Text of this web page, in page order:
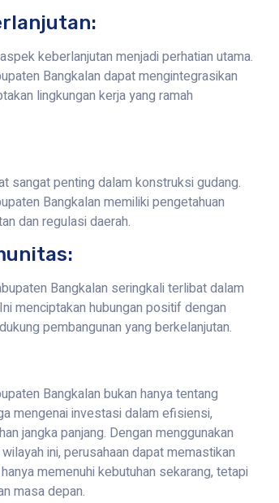
keberlanjutan menjadi perhatian utama.
Bangkalan dapat mengintegrasikan
lingkungan kerja yang ramah
sangat penting dalam konstruksi gudang.
Bangkalan memiliki pengetahuan
dan regulasi daerah.
Bangkalan seringkali terlibat dalam
menciptakan hubungan positif dengan
pembangunan yang berkelanjutan.
Bangkalan bukan hanya tentang
mengenai investasi dalam efisiensi,
jangka panjang. Dengan menggunakan
ini, perusahaan dapat memastikan
memenuhi kebutuhan sekarang, tetapi
masa depan.